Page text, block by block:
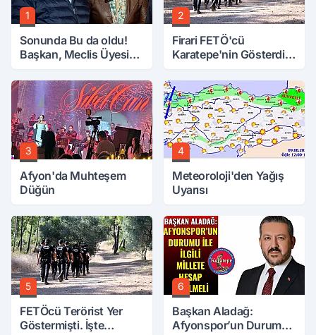
1
Sonunda Bu da oldu!
Başkan, Meclis Üyesini
Attırdı
2
Firari FETÖ'cü
Karatepe'nin Gösterdiği
Aranıyor
3
Afyon'da Muhteşem
Düğün
4
Meteoroloji'den Yağış
Uyarısı
5
FETÖcü Terörist Yer
Göstermişti. İşte
6
Başkan Aladağ:
Afyonspor’un Durumu